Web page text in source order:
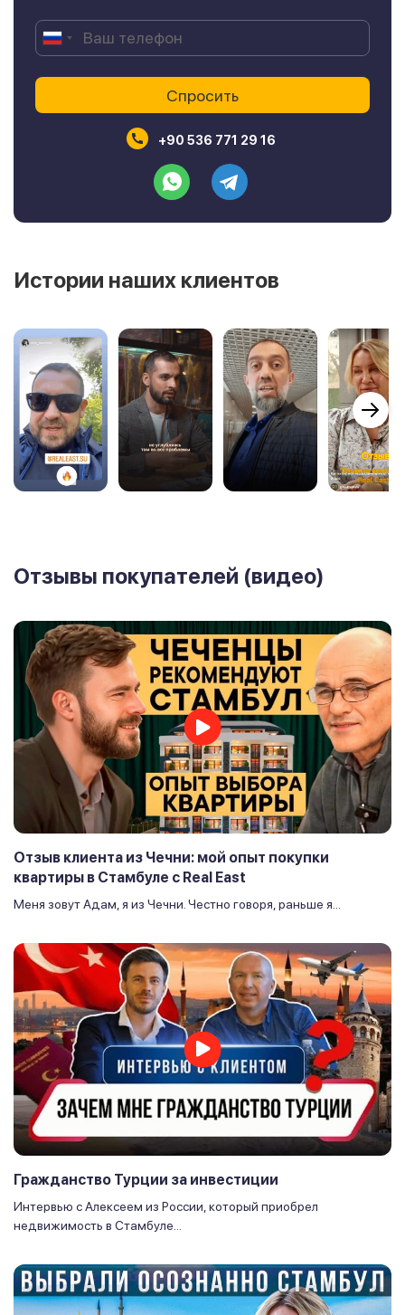
+90 536 771 29 16
Истории наших клиентов
Отзывы покупателей (видео)
Отзыв клиента из Чечни: мой опыт покупки
квартиры в Стамбуле с Real East
Меня зовут Адам, я из Чечни. Честно говоря, раньше я...
Гражданство Турции за инвестиции
Интервью с Алексеем из России, который приобрел
недвижимость в Стамбуле...